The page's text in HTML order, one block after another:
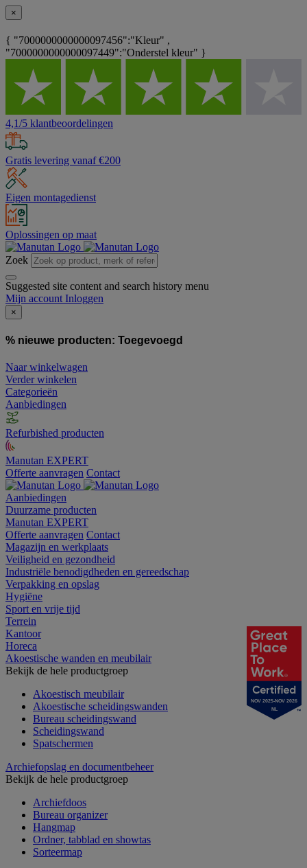
×
{ "7000000000000097456":"Kleur" ,
"7000000000000097449":"Onderstel kleur" }
4,1/5 klantbeoordelingen
Gratis levering vanaf €200
Eigen montagedienst
Oplossingen op maat
Zoek
Suggested site content and search history menu
Mijn account Inloggen
×
% nieuwe producten: Toegevoegd
Naar winkelwagen
Verder winkelen
Categorieën
Aanbiedingen
Refurbished producten
Manutan EXPERT
Offerte aanvragen Contact
Aanbiedingen
Duurzame producten
Manutan EXPERT
Offerte aanvragen Contact
Magazijn en werkplaats
Veiligheid en gezondheid
Industriële benodigdheden en gereedschap
Verpakking en opslag
Hygiëne
Sport en vrije tijd
Terrein
Kantoor
Horeca
Akoestische wanden en meubilair
Bekijk de hele productgroep
Akoestisch meubilair
Akoestische scheidingswanden
Bureau scheidingswand
Scheidingswand
Spatschermen
Archiefopslag en documentbeheer
Bekijk de hele productgroep
Archiefdoos
Bureau organizer
Hangmap
Ordner, tabblad en showtas
Sorteermap
NOV 2025-NOV 2026
NL